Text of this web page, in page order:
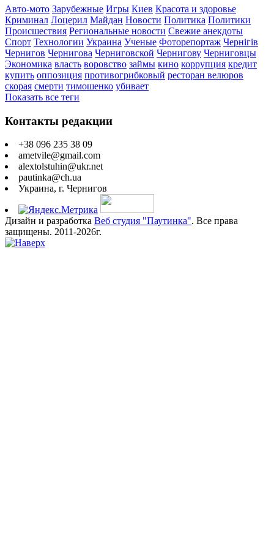
Авто-мото Зарубежные Игры Киев Красота и здоровье
Криминал Лоцерил Майдан Новости Политика Политики
Происшествия Региональные новости Свежие анекдоты
Спорт Технологии Украина Ученые Фоторепортаж Чернігів
Чернигов Чернигова Черниговской Чернигову Черниговцы
Экономика власть воровство займы кино коррупция кредит
купить оппозиция противогрибковый ресторан велюров
скорая смерти тимошенко убивает
Показать все теги
Контакты редакции
+38 096 235 38 09
ametvile@gmail.com
alextolstuhin@ukr.net
pautinka@ch.ua
Украина, г. Чернигов
Дизайн и разработка Веб студия "Паутинка". Все права
защищены. 2011-2026г.